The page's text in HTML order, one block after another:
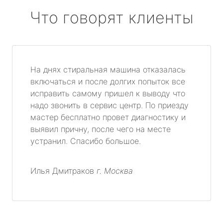
Что говорят клиенты
На днях стиральная машина отказалась
включаться и после долгих попыток все
исправить самому пришел к выводу что
надо звонить в сервис центр. По приезду
мастер бесплатно провет диагностику и
выявил причну, после чего на месте
устранил. Спасибо большое.
Илья Дмитраков г. Москва